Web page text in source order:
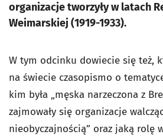
organizacje tworzyły w latach
Weimarskiej (1919-1933).
W tym odcinku dowiecie się też,
na świecie czasopismo o
kim była „męska narzeczona z
zajmowały się organizacje
nieobyczajnością” oraz jaką rolę